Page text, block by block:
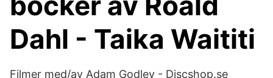
Dahl - Taika Waititi
Filmer med/av Adam Godley - Discshop.se